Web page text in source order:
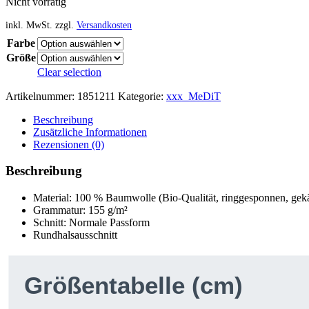
inkl. MwSt. zzgl. Versandkosten
Farbe
Größe
Clear selection
Artikelnummer: 1851211 Kategorie: xxx_MeDiT
Beschreibung
Zusätzliche Informationen
Rezensionen (0)
Beschreibung
Material: 100 % Baumwolle (Bio-Qualität, ringgesponnen,
Grammatur: 155 g/m²
Schnitt: Normale Passform
Rundhalsausschnitt